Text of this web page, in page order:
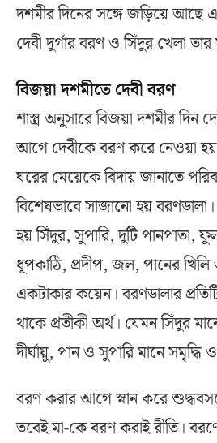
দশমীর দিনের সঙ্গে জড়িয়ে আছে
দেবী দুর্গার বরণ ও সিঁদুর খেলা
বিজয়া দশমীতে দেবী বরণ
শাস্ত্র অনুসারে বিজয়া দশমীর দিন
আগে দেবীকে বরণ করে নেওয়া
ঘরের মেয়েকে বিদায় জানাতে
বিশেষভাবে সাজানো হয়
হয় সিঁদুর, সুপারি, দুটি পানপাতা,
ধূপকাঠি, প্রদীপ, জল, পানের
একটাকার কয়েন। বরণডালার
থাকে প্রতীকী অর্থ। যেমন সিঁদুর
দীর্ঘায়ু, পান ও সুপারি মানে সমৃদ্ধি
বরণ করার আগে স্নান করে
তবেই মা-কে বরণ করাই রীতি।